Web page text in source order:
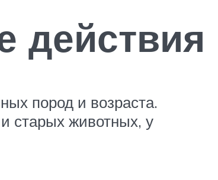
действия
пород и возраста.
старых животных, у